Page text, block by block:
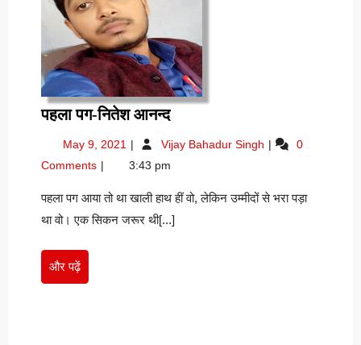
पहला पग-नितेश आनन्दपहला
नितेश
आनन्द
May 9, 2021 May
2021
Vijay Bahadur Singh पहला
आनन्द
0
Comments
3:43 pm
पहला पग आया तो था खाली हाथ हीं वो, लेकिन उम्मीदों से भरा पड़ा
था वो। एक सिकन जरूर थी[...]
और पढ़ेंऔर
पढ़ें